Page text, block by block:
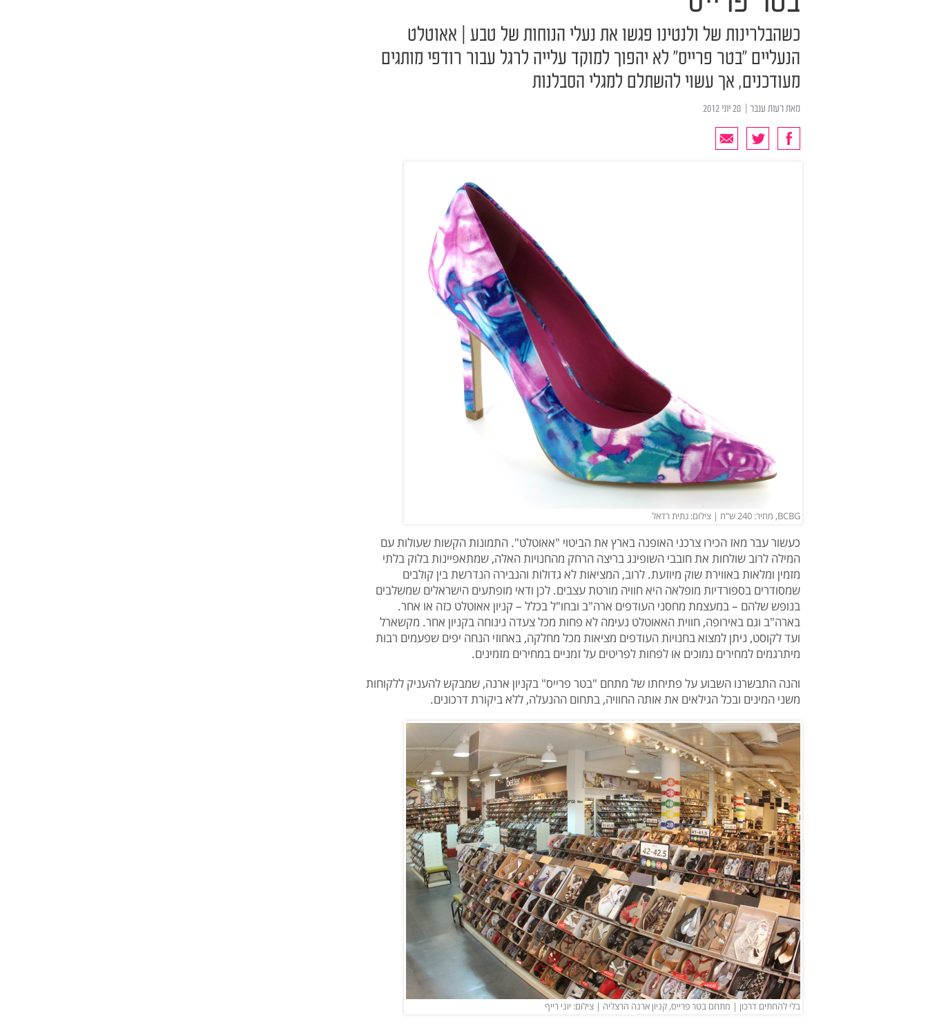
כשהבלרינות של ולנטינו פגשו את נעלי הנוחות של טבע | אאוטלט
הנעליים "בטר פרייס" לא יהפוך למוקד עלייה לרגל עבור רודפי מותגים
מעודכנים, אך עשוי להשתלם למגלי הסבלנות
מאתרעות ענבר
BCBG, מחיר: 240 ש"ח | צילום: גתית רדאל
כעשור עבר מאז הכירו צרכני האופנה בארץ את הביטוי "אאוטלט". התמונות הקשות שעולות עם
המילה לרוב שולחות את חובבי השופינג בריצה הרחק מהחנויות האלה, שמתאפיינות בלוק בלתי
מזמין ומלאות באווירת שוק מיוזעת. לרוב, המציאות לא גדולות והנבירה הנדרשת בין קולבים
שמסודרים בספורדיות מופלאה היא חוויה מורטת עצבים. לכן ודאי מופתעים הישראלים שמשלבים
בנופש שלהם – במעצמת מחסני העודפים ארה"ב ובחו"ל בכלל – קניון אאוטלט כזה או אחר.
בארה"ב וגם באירופה, חווית האאוטלט נעימה לא פחות מכל צעדה נינוחה בקניון אחר. מקשארל
ועד לקוסט, ניתן למצוא בחנויות העודפים מציאות מכל מחלקה, באחוזי הנחה יפים שפעמים רבות
מיתרגמים למחירים נמוכים או לפחות לפריטים על זמניים במחירים מזמינים.
והנה התבשרנו השבוע על פתיחתו של מתחם "בטר פרייס" בקניון ארנה, שמבקש להעניק ללקוחות
משני המינים ובכל הגילאים את אותה החוויה, בתחום ההנעלה, ללא ביקורת דרכונים.
בלי להחתים דרכון | מתחם בטר פרייס, קניון ארנה הרצליה | צילום: יוני רייף